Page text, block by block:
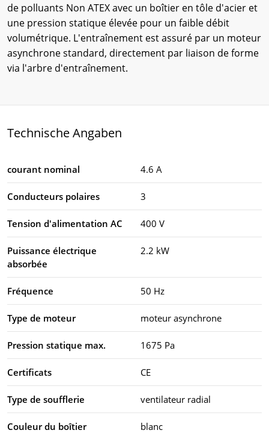
de polluants Non ATEX avec un boîtier en tôle d'acier et
une pression statique élevée pour un faible débit
volumétrique. L'entraînement est assuré par un moteur
asynchrone standard, directement par liaison de forme
via l'arbre d'entraînement.
Technische Angaben
courant nominal 4.6 A
Conducteurs polaires 3
Tension d'alimentation AC 400 V
Puissance électrique
absorbée
2.2 kW
Fréquence 50 Hz
Type de moteur moteur asynchrone
Pression statique max. 1675 Pa
Certificats CE
Type de soufflerie ventilateur radial
Couleur du boîtier blanc